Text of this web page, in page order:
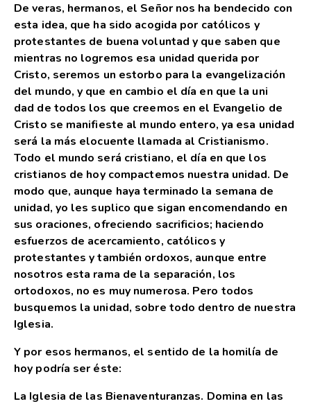
De veras, hermanos, el Señor nos ha bendecido con
esta idea, que ha sido acogida por católicos y
protestantes de buena voluntad y que saben que
mientras no logremos esa unidad querida por
Cristo, seremos un estorbo para la evangelización
del mundo, y que en cambio el día en que la uni
dad de todos los que creemos en el Evangelio de
Cristo se manifieste al mundo entero, ya esa unidad
será la más elocuente llamada al Cristianismo.
Todo el mundo será cristiano, el día en que los
cristianos de hoy compactemos nuestra unidad. De
modo que, aunque haya terminado la semana de
unidad, yo les suplico que sigan encomendando en
sus oraciones, ofreciendo sacrificios; haciendo
esfuerzos de acercamiento, católicos y
protestantes y también ordoxos, aunque entre
nosotros esta rama de la separación, los
ortodoxos, no es muy numerosa. Pero todos
busquemos la unidad, sobre todo dentro de nuestra
Iglesia.
Y por esos hermanos, el sentido de la homilía de
hoy podría ser éste:
La Iglesia de las Bienaventuranzas. Domina en las